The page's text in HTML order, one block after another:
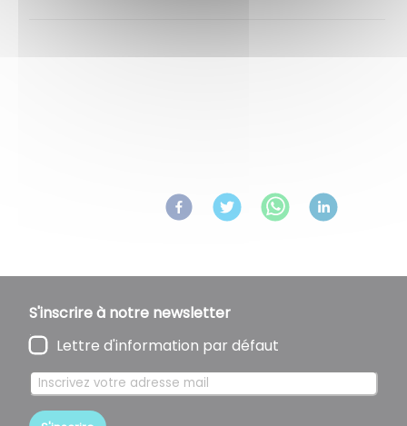
S'inscrire à notre newsletter
Lettre d'information par défaut